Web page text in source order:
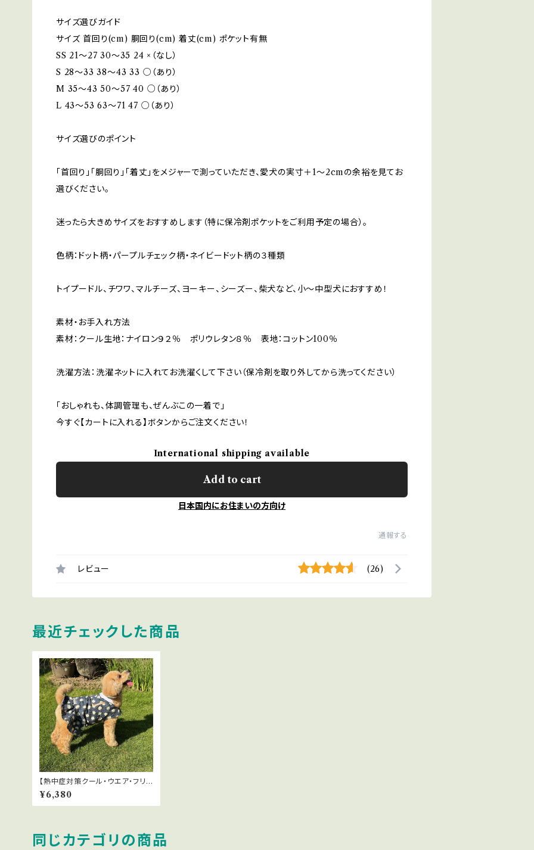
サイズ選びガイド
サイズ 首回り(cm) 胴回り(cm) 着丈(cm) ポケット有無
SS 21～27 30～35 24 ×（なし）
S 28～33 38～43 33 ○（あり）
M 35～43 50～57 40 ○（あり）
L 43～53 63～71 47 ○（あり）
サイズ選びのポイント
「首回り」「胴回り」「着丈」をメジャーで測っていただき、愛犬の実寸＋1〜2cmの余裕を見てお
選びください。
迷ったら大きめサイズをおすすめします（特に保冷剤ポケットをご利用予定の場合）。
色柄：ドット柄・パープルチェック柄・ネイビードット柄の３種類
トイプードル、チワワ、マルチーズ、ヨーキー、シーズー、柴犬など、小〜中型犬におすすめ！
素材・お手入れ方法
素材：クール生地：ナイロン９２％ ポリウレタン８％ 表地：コットン100％
洗濯方法：洗濯ネットに入れてお洗濯くして下さい（保冷剤を取り外してから洗ってください）
「おしゃれも、体調管理も、ぜんぶこの一着で」
今すぐ【カートに入れる】ボタンからご注文ください！
International shipping available
Add to cart
日本国内にお住まいの方向け
通報する
レビュー (26)
最近チェックした商品
【熱中症対策クール・ウエア・フリル
付】暑い夏に！遮熱・放熱・UVカッ
ト クール・ウエア Lサイズ
¥6,380
同じカテゴリの商品